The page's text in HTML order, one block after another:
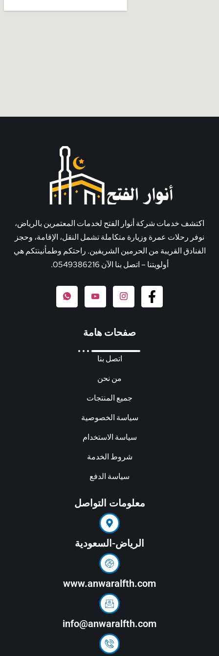
اكتشف خدمات شركة أنوار الفتح لخدمات المعتمرين بالرياض،
نوفر رحلات عمرة وزيارة متكاملة تشمل النقل، الإقامة، وحجز
الفنادق القريبة من الحرمين الشريفين. راحتكم وطمأنينتكم هي
أولويتنا – اتصل بنا الآن 0549386216.
صفحات هامة
اتصل بنا
من نحن
جميع المنتجات
سياسة الخصوصية
سياسة الاستخدام
شروط الخدمة
سياسة الدفع
معلومات التواصل
الرياض-السعودية
www.anwaralfth.com
info@anwaralfth.com